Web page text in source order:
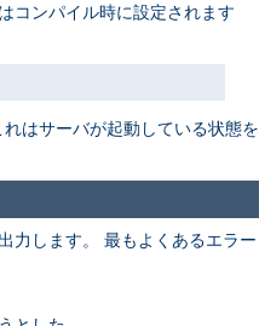
コンパイル時に設定されます
はサーバが起動している状態を
力します。 最もよくあるエラー